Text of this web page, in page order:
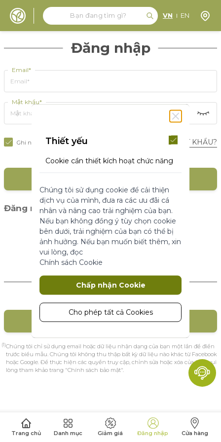
Tìm kiếm
Tìm kiếm
VN EN Định
Trang chủ Danh mục Giảm giá Đăng nhập Cửa hàng
Đăng nhập
Email*
Mật khẩu*
BẠN QUÊN MẬT KHẨU?
Ghi nhớ tôi
Đăng nhập với mạng xã hội(1)
Khách hàng mới
TẠO TÀI KHOẢN
(1)Chúng tôi chỉ sử dụng email hoặc dữ liệu nhận dạng của bạn một lần để điền
trước biểu mẫu. Chúng tôi không thu thập bất kỳ dữ liệu nào khác từ Facebook
hoặc Google. Để thực hiện các quyền truy cập, chỉnh sửa hoặc xóa của bạn, vui
lòng tham khảo trang "Chính sách bảo mật".
Thiết yếu
Cookie cần thiết kích hoạt chức năng
thể hoạt động bình thường. Chúng
giúp làm cho một trang web có thể sử
dụng được bằng cách kích hoạt chức
năng cơ bản.
Thông số sản phẩm
Cookie tiếp thị được sử dụng để theo
dõi và thu thập các hành động của
khách truy cập trên trang web. Cookie
lưu trữ dữ liệu người dùng và thông tin
cáo nhắm mục tiêu đến nhiều nhóm
đối tượng hơn. Ngoài ra, trải nghiệm
người dùng tùy chỉnh hơn có thể
được cung cấp theo thông tin thu
Phân tích
Chúng tôi sử dụng cookie để cải thiện
dịch vụ của mình, đưa ra các ưu đãi cá
nhân và nâng cao trải nghiệm của bạn.
Nếu bạn không đồng ý tùy chọn cookie
bên dưới, trải nghiệm của bạn có thể bị
ảnh hưởng. Nếu bạn muốn biết thêm, xin
vui lòng, đọc
Chính sách Cookie
Chấp nhận Cookie
Cho phép tất cả Cookies